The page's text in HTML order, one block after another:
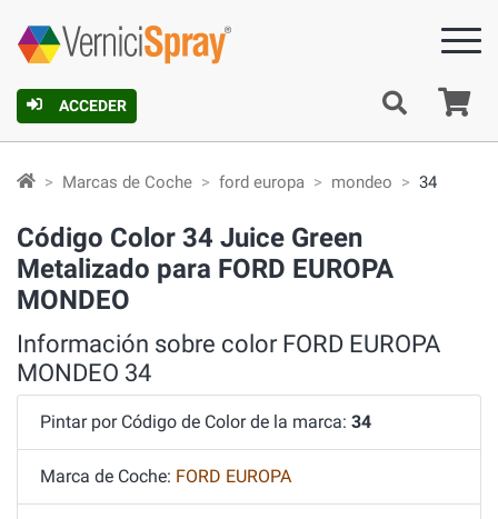
ACCEDER
Marcas de Coche ford europa mondeo 34
Código Color 34 Juice Green
Metalizado para FORD EUROPA
MONDEO
Información sobre color FORD EUROPA
MONDEO 34
Pintar por Código de Color de la marca: 34
Marca de Coche: FORD EUROPA